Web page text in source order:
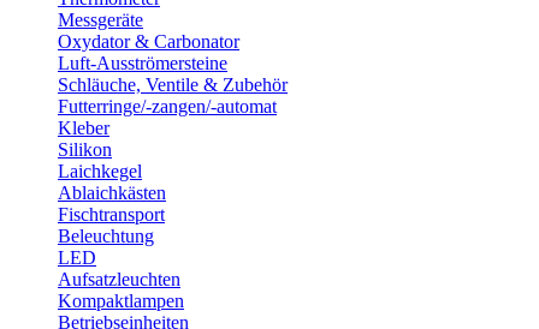
Messgeräte
Oxydator & Carbonator
Luft-Ausströmersteine
Schläuche, Ventile & Zubehör
Futterringe/-zangen/-automat
Kleber
Silikon
Laichkegel
Ablaichkästen
Fischtransport
Beleuchtung
LED
Aufsatzleuchten
Kompaktlampen
Betriebseinheiten